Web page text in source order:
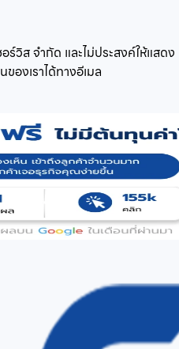
วิส จำกัด และไม่ประสงค์ให้แสดง
องเราได้ทางอีเมล